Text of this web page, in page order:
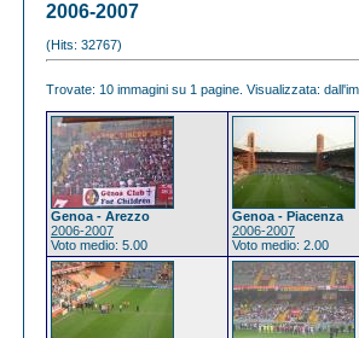
2006-2007
(Hits: 32767)
Trovate: 10 immagini su 1 pagine. Visualizzata:
Genoa - Arezzo
2006-2007
Voto medio: 5.00
Genoa - Piacenza
2006-2007
Voto medio: 2.00